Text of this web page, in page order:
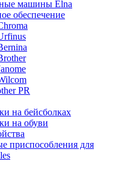
машины Elna
обеспечение
PR
на бейсболках
на обуви
приспособления для